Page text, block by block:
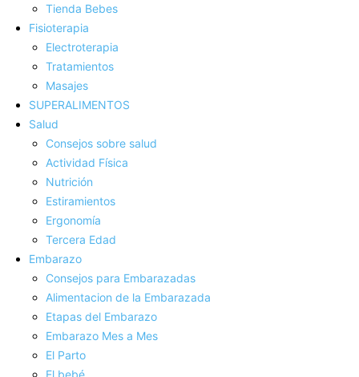
Tienda Bebes
Fisioterapia
Electroterapia
Tratamientos
Masajes
SUPERALIMENTOS
Salud
Consejos sobre salud
Actividad Fí­sica
Nutrición
Estiramientos
Ergonomí­a
Tercera Edad
Embarazo
Consejos para Embarazadas
Alimentacion de la Embarazada
Etapas del Embarazo
Embarazo Mes a Mes
El Parto
El bebé